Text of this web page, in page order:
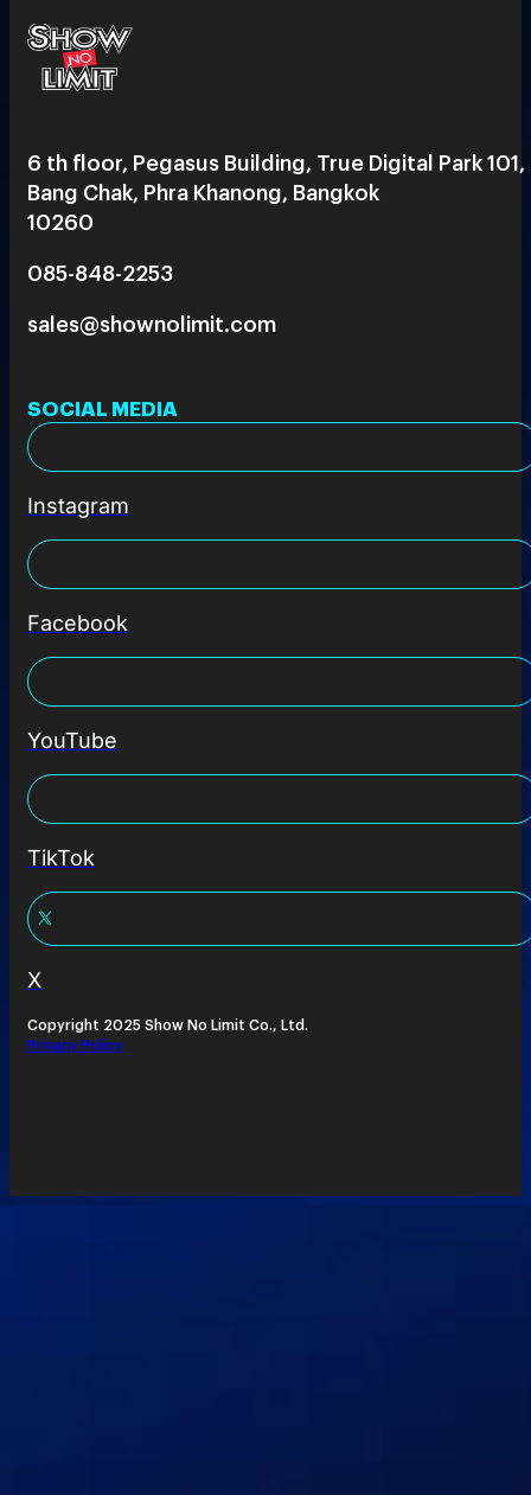
6 th floor, Pegasus Building, True Digital Park 101,
Bang Chak, Phra Khanong, Bangkok
10260
085-848-2253
sales@shownolimit.com
SOCIAL MEDIA
Instagram
Facebook
YouTube
TikTok
X
Copyright 2025 Show No Limit Co., Ltd.
Privacy Policy